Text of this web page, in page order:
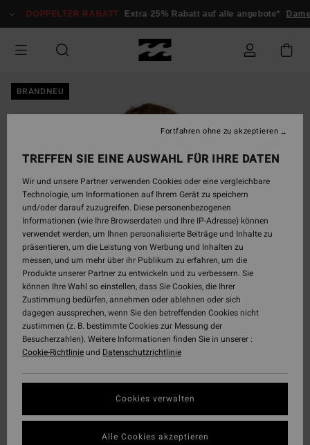
zur
springen
DOPPELTER RABATT Extra 25% Rabatt auf alle angebote* Damen
BRANDNEU
TREFFEN SIE EINE AUSWAHL FÜR IHRE DATEN
Wir und unsere Partner verwenden Cookies oder eine vergleichbare
Technologie, um Informationen auf Ihrem Gerät zu speichern
und/oder darauf zuzugreifen. Diese personenbezogenen
Informationen (wie Ihre Browserdaten und Ihre IP-Adresse) können
verwendet werden, um Ihnen personalisierte Beiträge und Inhalte zu
präsentieren, um die Leistung von Werbung und Inhalten zu
messen, und um mehr über ihr Publikum zu erfahren, um die
Produkte unserer Partner zu entwickeln und zu verbessern. Sie
können Ihre Wahl so einstellen, dass Sie Cookies, die Ihrer
Zustimmung bedürfen, annehmen oder ablehnen oder sich
dagegen aussprechen, wenn Sie den betreffenden Cookies nicht
zustimmen (z. B. bestimmte Cookies zur Messung der
Besucherzahlen). Weitere Informationen finden Sie in unserer :
Cookie-Richtlinieund Datenschutzrichtlinie
Cookies verwalten
Fortfahren ohne zu akzeptieren
Alle Cookies akzeptieren